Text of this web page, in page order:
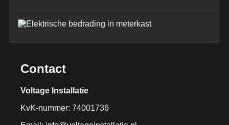
Contact
Voltage Installatie
KvK-nummer: 74001736